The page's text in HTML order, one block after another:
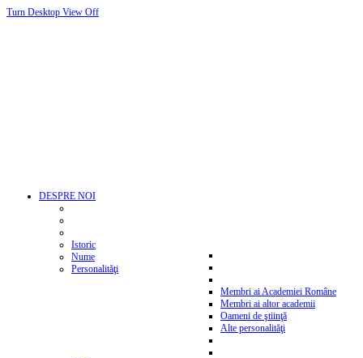
Turn Desktop View Off
DESPRE NOI
Istoric
Nume
Personalităţi
Membri ai Academiei Române
Membri ai altor academii
Oameni de ştiinţă
Alte personalităţi